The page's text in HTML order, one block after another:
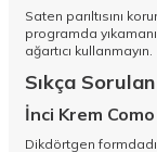
Saten parıltısını
programda
ağartıcı kullanmayın.
Sıkça
İnci Krem
Dikdörtgen